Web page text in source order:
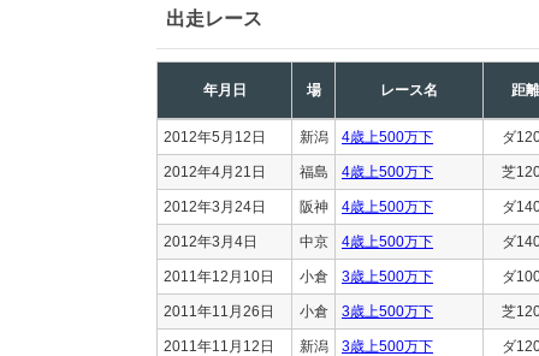
出走レース
年月日 場 レース名 距離
2012年5月12日 新潟 4歳上500万下 ダ
2012年4月21日 福島 4歳上500万下 芝
2012年3月24日 阪神 4歳上500万下 ダ
2012年3月4日 中京 4歳上500万下 ダ
2011年12月10日 小倉 3歳上500万下 ダ
2011年11月26日 小倉 3歳上500万下 芝
2011年11月12日 新潟 3歳上500万下 ダ